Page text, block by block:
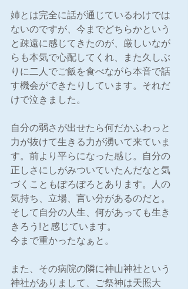
姉とは完全に話が通じているわけでは
ないのですが、今までどちらかという
と疎遠に感じてきたのが、厳しいなが
らも本気で心配してくれ、また久しぶ
りに二人でご飯を食べながら本音で話
す機会ができたりしています。それだ
けで泣きました。
自分の弱さが出せたら何だかふわっと
力が抜けて生きる力が湧いて来ていま
す。前より平らになった感じ。自分の
正しさにしがみついていたんだなと気
づくこともぽろぽろとあります。人の
気持ち、立場、言い分があるのだと。
そして自分の人生、何があっても生き
きろう!と感じています。
今まで重かったなぁと。
また、その病院の隣に神山神社という
神社がありまして、ご祭神は天照大